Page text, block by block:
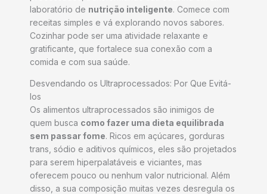
laboratório de nutrição inteligente. Comece com
receitas simples e vá explorando novos sabores.
Cozinhar pode ser uma atividade relaxante e
gratificante, que fortalece sua conexão com a
comida e com sua saúde.
Desvendando os Ultraprocessados: Por Que Evitá-
los
Os alimentos ultraprocessados são inimigos de
quem busca como fazer uma dieta equilibrada
sem passar fome. Ricos em açúcares, gorduras
trans, sódio e aditivos químicos, eles são projetados
para serem hiperpalatáveis e viciantes, mas
oferecem pouco ou nenhum valor nutricional. Além
disso, a sua composição muitas vezes desregula os